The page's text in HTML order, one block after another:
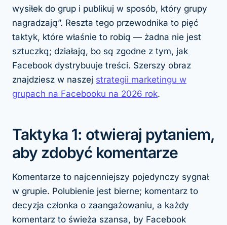
wysiłek do grup i publikuj w sposób, który grupy
nagradzają”. Reszta tego przewodnika to pięć
taktyk, które właśnie to robią — żadna nie jest
sztuczką; działają, bo są zgodne z tym, jak
Facebook dystrybuuje treści. Szerszy obraz
znajdziesz w naszej strategii marketingu w
grupach na Facebooku na 2026 rok.
Taktyka 1: otwieraj pytaniem,
aby zdobyć komentarze
Komentarze to najcenniejszy pojedynczy sygnał
w grupie. Polubienie jest bierne; komentarz to
decyzja członka o zaangażowaniu, a każdy
komentarz to świeża szansa, by Facebook